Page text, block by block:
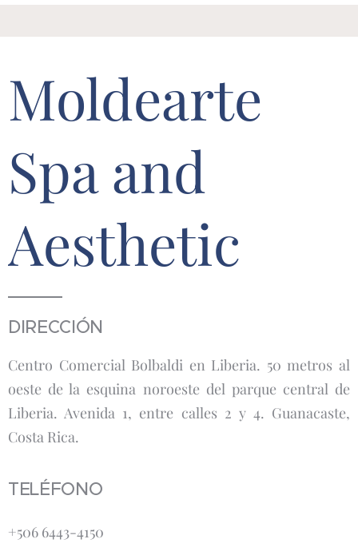
Moldearte
Spa and
Aesthetic
DIRECCIÓN
Centro Comercial Bolbaldi en Liberia. 50 metros al
oeste de la esquina noroeste del parque central de
Liberia. Avenida 1, entre calles 2 y 4. Guanacaste,
Costa Rica.
TELÉFONO
+506 6443-4150